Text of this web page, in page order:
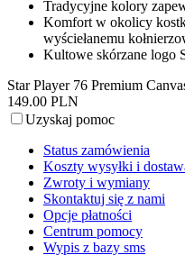
Tradycyjne kolory
Komfort w okolicy
wyściełanemu
Kultowe skórzane logo
Star Player 76 Premium
149.00 PLN
Uzyskaj pomoc
Status zamówienia
Koszty wysyłki i
Zwroty i wymiany
Skontaktuj się z nami
Opcje płatności
Centrum pomocy
Wypis z bazy sms